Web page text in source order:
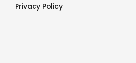
Privacy Policy